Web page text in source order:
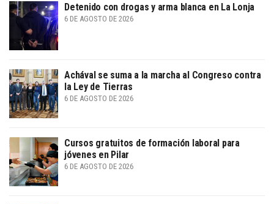
Detenido con drogas y arma blanca en La Lonja
6 DE AGOSTO DE 2026
Achával se suma a la marcha al Congreso contra
la Ley de Tierras
6 DE AGOSTO DE 2026
Cursos gratuitos de formación laboral para
jóvenes en Pilar
6 DE AGOSTO DE 2026